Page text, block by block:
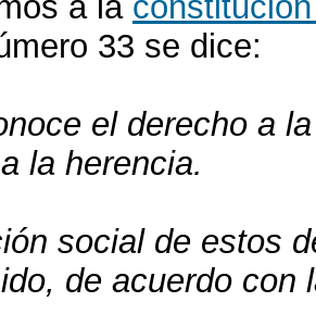
33 se dice:
el derecho a
la herencia.
social de estos
de acuerdo con